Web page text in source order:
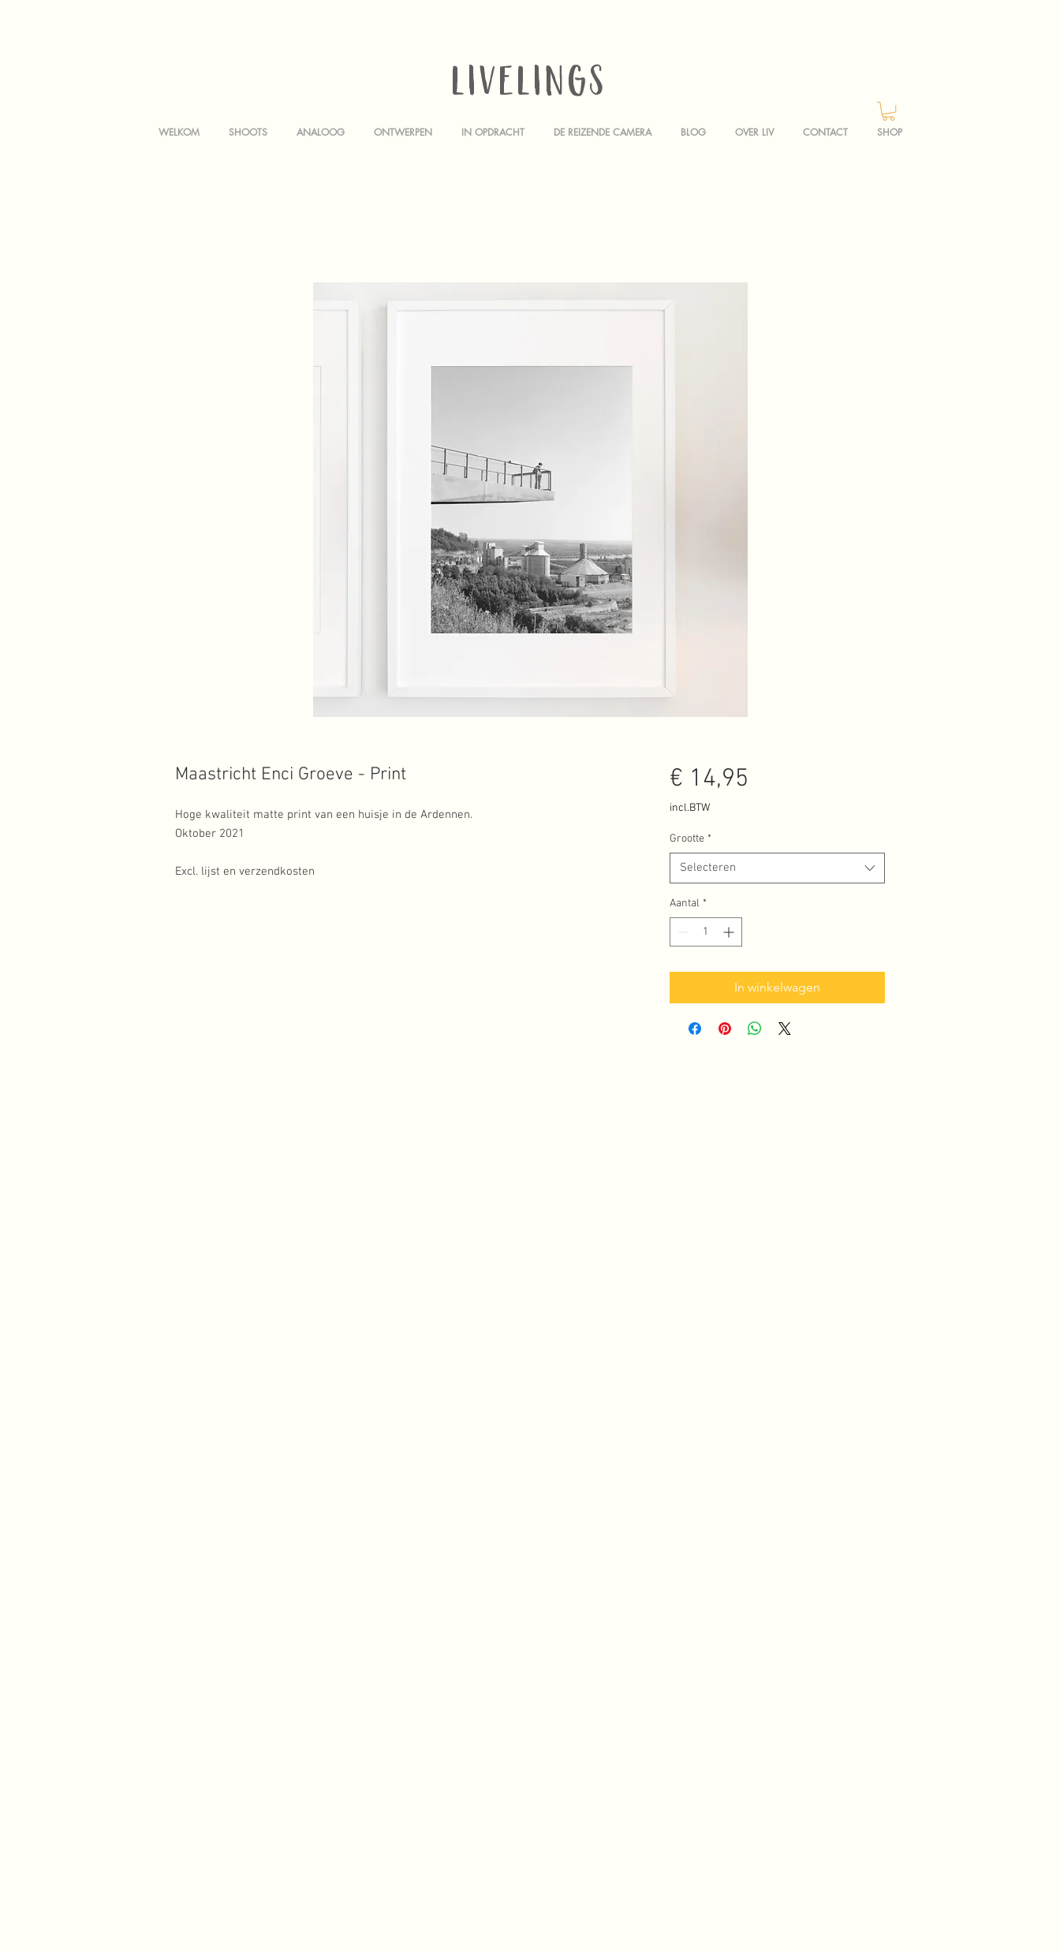
LIVELINGS
WELKOM SHOOTS ANALOOG ONTWERPEN IN OPDRACHT DE REIZENDE CAMERA BLOG OVER LIV CONTACT SHOP
Maastricht Enci Groeve - Print
Hoge kwaliteit matte print van een huisje in de Ardennen.
Oktober 2021
Excl. lijst en verzendkosten
€ 14,95
incl.BTW
Grootte *
Selecteren
Aantal *
In winkelwagen